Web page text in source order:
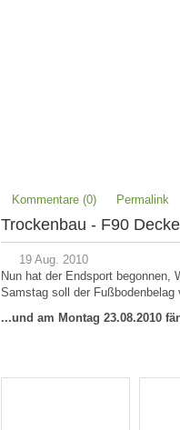
Kommentare (0) Permalink
Trockenbau - F90
19 Aug. 2010
Nun hat der Endsport begonnen,
Samstag soll der
...und am Montag 23.08.2010